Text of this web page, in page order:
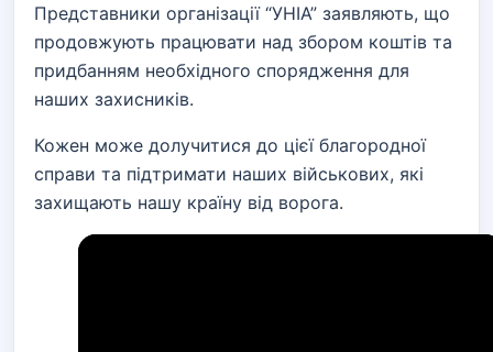
Представники організації “УНІА” заявляють, що
продовжують працювати над збором коштів та
придбанням необхідного спорядження для
наших захисників.
Кожен може долучитися до цієї благородної
справи та підтримати наших військових, які
захищають нашу країну від ворога.